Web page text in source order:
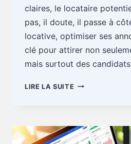
claires, le locataire
pas, il doute, il passe à
locative, optimiser ses
clé pour attirer non
mais surtout des
LIRE LA SUITE GESTION
TROP
VAGUE,